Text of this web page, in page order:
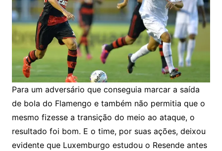
Para um adversário que conseguia marcar a saída
de bola do Flamengo e também não permitia que o
mesmo fizesse a transição do meio ao ataque, o
resultado foi bom. E o time, por suas ações, deixou
evidente que Luxemburgo estudou o Resende antes